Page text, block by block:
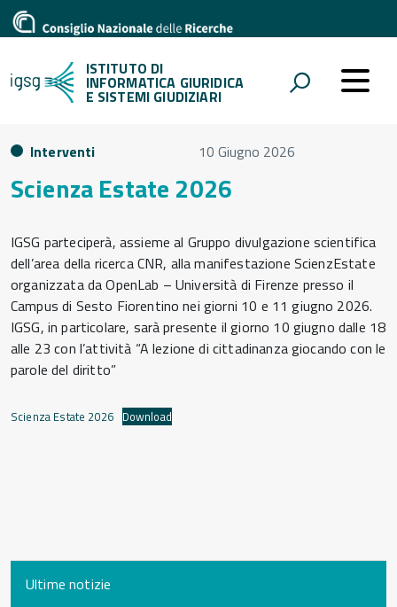
ISTITUTO DI
INFORMATICA GIURIDICA
E SISTEMI GIUDIZIARI
Interventi 10 Giugno 2026
Scienza Estate 2026
IGSG parteciperà, assieme al Gruppo divulgazione scientifica
dell’area della ricerca CNR, alla manifestazione ScienzEstate
organizzata da OpenLab – Università di Firenze presso il
Campus di Sesto Fiorentino nei giorni 10 e 11 giugno 2026.
IGSG, in particolare, sarà presente il giorno 10 giugno dalle 18
alle 23 con l’attività “A lezione di cittadinanza giocando con le
parole del diritto”
Scienza Estate 2026 Download
Ultime notizie